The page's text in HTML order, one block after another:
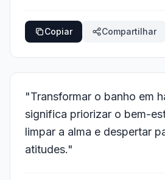
Copiar Compartilhar
"Transformar o banho em
significa priorizar o bem-
limpar a alma e despertar
atitudes."